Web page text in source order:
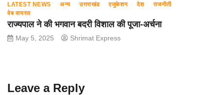
LATEST NEWS अन्य उत्तराखंड एजुकेशन देश
राजनीती
वेब वायरल
राज्यपाल ने की भगवान बदरी विशाल की पूजा-अर्चना
May 5, 2025 Shrimat Express
Leave a Reply